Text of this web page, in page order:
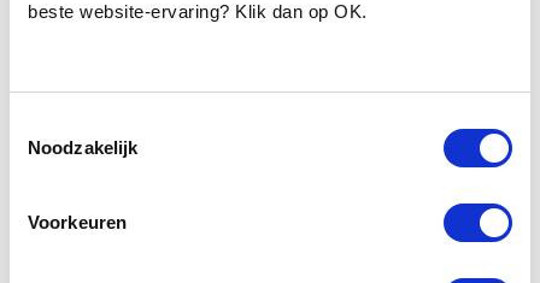
beste website-ervaring? Klik dan op OK.
Noodzakelijk
Voorkeuren
Ras/type: Bastaard
Hoeveel dagen te gast geweest: 125 dagen
Rakker is een opgewekte Border Collie kruising van ruim 9 jaar oud.